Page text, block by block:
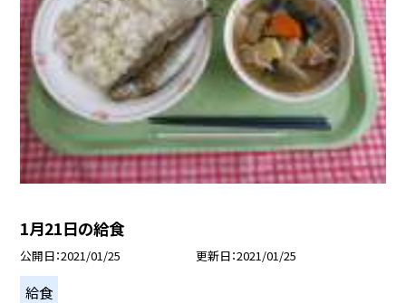
1月21日の給食
公開日 2021/01/25 更新日 2021/01/25
給食